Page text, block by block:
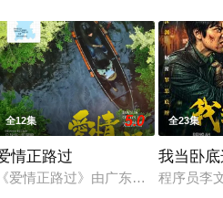
英国牛津，麦香通过视频向米良
全12集 5.0
情正路过
《爱情正路过》由广东局选送，岭
全23集
我当卧
程序员李